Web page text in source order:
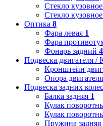
Стекло
Стекло
Оптика 8
Фара левая 1
Фара
Фонарь задний 4
Подвеска двигателя
Кронштейн
Опора двигателя
Подвеска задних колес
Балка задняя 1
Кулак
Кулак
Пружина задняя